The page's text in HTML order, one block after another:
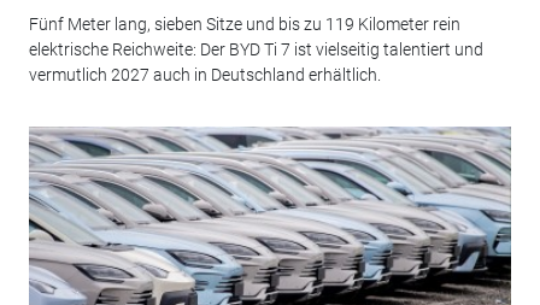
Fünf Meter lang, sieben Sitze und bis zu 119 Kilometer rein
elektrische Reichweite: Der BYD Ti 7 ist vielseitig talentiert und
vermutlich 2027 auch in Deutschland erhältlich.